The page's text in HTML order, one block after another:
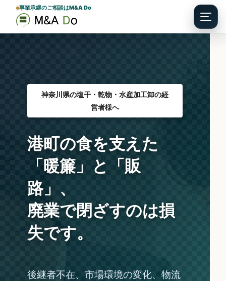
Menu
事業承継のご相談はM&A Do
神奈川県の塩干・乾物・水産加工卸の経
営者様へ
港町の食を支えた
「暖簾」と「販
路」、
廃業で閉ざすのは損
失です。
後継者不在、市場環境の変化、物流